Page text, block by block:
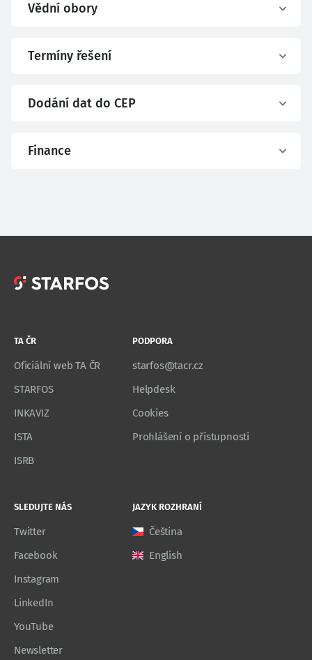
Vědní obory
Termíny řešení
Dodání dat do CEP
Finance
TA ČR
Oficiální web TA ČR
STARFOS
INKAVIZ
ISTA
ISRB
PODPORA
starfos@tacr.cz
Helpdesk
Cookies
Prohlášení o přístupnosti
SLEDUJTE NÁS
Twitter
Facebook
Instagram
LinkedIn
YouTube
Newsletter
JAZYK ROZHRANÍ
Čeština
English